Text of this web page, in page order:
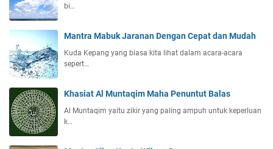
bi…
Mantra Mabuk Jaranan Dengan Cepat dan Mudah
Kuda Kepang yang biasa kita lihat dalam acara-acara
sepert…
Khasiat Al Muntaqim Maha Penuntut Balas
Al Muntaqim yaitu zikir yang paling ampuh untuk keperluan
k…